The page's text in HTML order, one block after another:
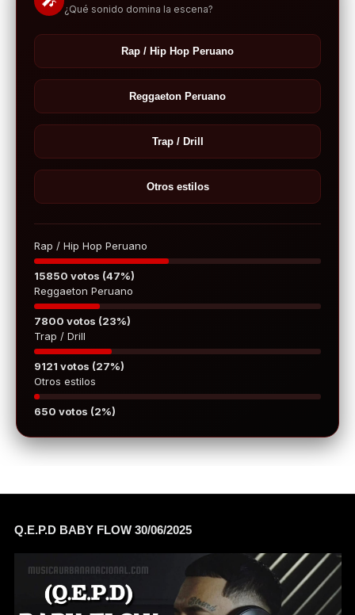
¿Qué sonido domina la escena?
Rap / Hip Hop Peruano
Reggaeton Peruano
Trap / Drill
Otros estilos
Rap / Hip Hop Peruano
15850 votos (47%)
Reggaeton Peruano
7800 votos (23%)
Trap / Drill
9121 votos (27%)
Otros estilos
650 votos (2%)
Q.E.P.D BABY FLOW 30/06/2025